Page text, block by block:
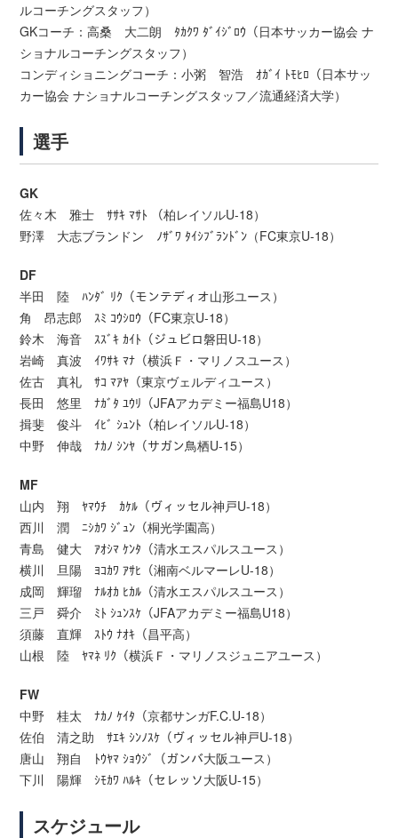
ルコーチングスタッフ）
GKコーチ：高桑 大二朗 ﾀｶｸﾜ ﾀﾞｲｼﾞﾛｳ（日本サッカー協会 ナ
ショナルコーチングスタッフ）
コンディショニングコーチ：小粥 智浩 ｵｶﾞｲ ﾄﾓﾋﾛ（日本サッ
カー協会 ナショナルコーチングスタッフ／流通経済大学）
選手
GK
佐々木 雅士 ｻｻｷ ﾏｻﾄ （柏レイソルU-18）
野澤 大志ブランドン ﾉｻﾞﾜ ﾀｲｼﾌﾞﾗﾝﾄﾞﾝ（FC東京U-18）
DF
半田 陸 ﾊﾝﾀﾞ ﾘｸ（モンテディオ山形ユース）
角 昂志郎 ｽﾐ ｺｳｼﾛｳ（FC東京U-18）
鈴木 海音 ｽｽﾞｷ ｶｲﾄ（ジュビロ磐田U-18）
岩崎 真波 ｲﾜｻｷ ﾏﾅ（横浜Ｆ・マリノスユース）
佐古 真礼 ｻｺ ﾏｱﾔ（東京ヴェルディユース）
長田 悠里 ﾅｶﾞﾀ ﾕｳﾘ（JFAアカデミー福島U18）
揖斐 俊斗 ｲﾋﾞ ｼｭﾝﾄ（柏レイソルU-18）
中野 伸哉 ﾅｶﾉ ｼﾝﾔ（サガン鳥栖U-15）
MF
山内 翔 ﾔﾏｳﾁ ｶｹﾙ（ヴィッセル神戸U-18）
西川 潤 ﾆｼｶﾜ ｼﾞｭﾝ（桐光学園高）
青島 健大 ｱｵｼﾏ ｹﾝﾀ（清水エスパルスユース）
横川 旦陽 ﾖｺｶﾜ ｱｻﾋ（湘南ベルマーレU-18）
成岡 輝瑠 ﾅﾙｵｶ ﾋｶﾙ（清水エスパルスユース）
三戸 舜介 ﾐﾄ ｼｭﾝｽｹ（JFAアカデミー福島U18）
須藤 直輝 ｽﾄｳ ﾅｵｷ（昌平高）
山根 陸 ﾔﾏﾈ ﾘｸ（横浜Ｆ・マリノスジュニアユース）
FW
中野 桂太 ﾅｶﾉ ｹｲﾀ（京都サンガF.C.U-18）
佐伯 清之助 ｻｴｷ ｼﾝﾉｽｹ（ヴィッセル神戸U-18）
唐山 翔自 ﾄｳﾔﾏ ｼｮｳｼﾞ（ガンバ大阪ユース）
下川 陽輝 ｼﾓｶﾜ ﾊﾙｷ（セレッソ大阪U-15）
スケジュール